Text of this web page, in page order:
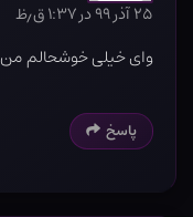
۲۵ آذر ۹۹ در ۱:۳۷ ق٫ظ
وای خیلی خوشحالم من 15شدم عالیه خیلی خوشحالم
پاسخ